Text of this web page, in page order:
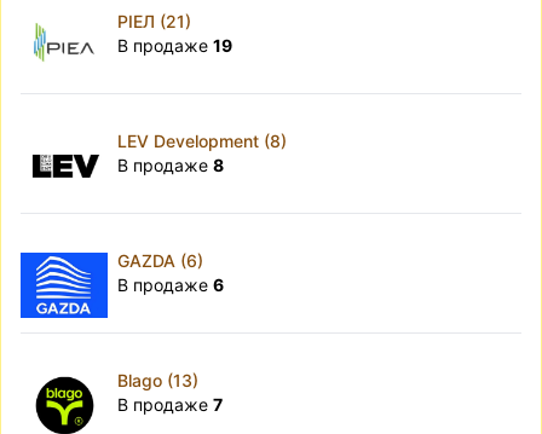
РІЕЛ (21)
В продаже 19
LEV Development (8)
В продаже 8
GAZDA (6)
В продаже 6
Blago (13)
В продаже 7